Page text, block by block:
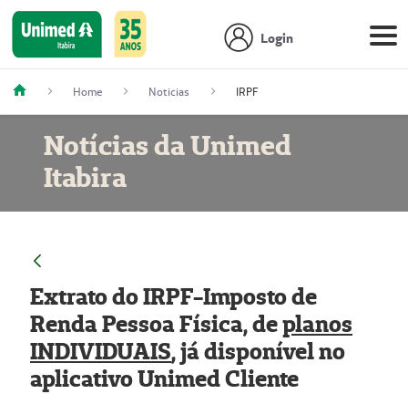
Login
Home Noticias IRPF
Notícias da Unimed
Itabira
Extrato do IRPF-Imposto de
Renda Pessoa Física, deplanos
INDIVIDUAIS, já disponível no
aplicativo Unimed Cliente